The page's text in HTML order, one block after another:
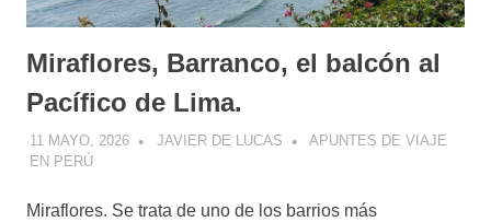
Miraflores, Barranco, el balcón al
Pacífico de Lima.
11 MAYO, 2026 JAVIER DE LUCAS
APUNTES DE VIAJE
EN PERÚ
Miraflores. Se trata de uno de los barrios más